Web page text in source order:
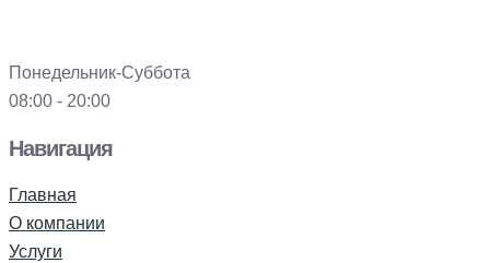
Понедельник-Суббота
08:00 - 20:00
Навигация
Главная
О компании
Услуги